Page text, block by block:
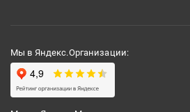
Мы в Яндекс.Организации: